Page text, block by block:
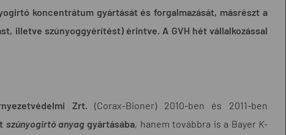
koncentrátum gyártását és forgalmazását, másrészt a
illetve szúnyoggyérítést) érintve. A GVH hét vállalkozással
Zrt. (Corax-Bioner) 2010-ben és 2011-ben
szúnyogirtó anyaggyártásába, hanem továbbra is a Bayer K-